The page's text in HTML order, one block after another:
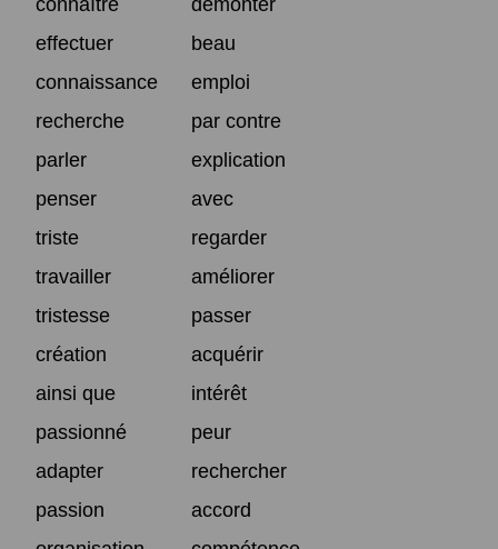
connaître
démonter
effectuer
beau
connaissance
emploi
recherche
par contre
parler
explication
penser
avec
triste
regarder
travailler
améliorer
tristesse
passer
création
acquérir
ainsi que
intérêt
passionné
peur
adapter
rechercher
passion
accord